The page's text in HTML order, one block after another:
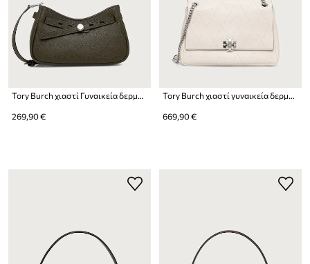
Tory Burch χιαστί Γυναικεία δερμάτινη Romy Zip
269,90 €
Tory Burch χιαστί γυναικεία δερμάτινη Charlie
669,90 €